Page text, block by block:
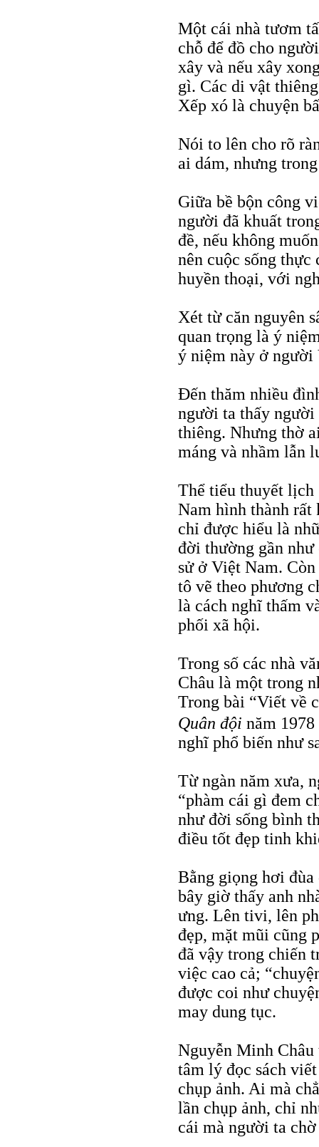
Một cái nhà tươm
chỗ để đồ cho
xây và nếu xây
gì. Các di vật
Xếp xó là chuyện
Nói to lên cho rõ
ai dám, nhưng
Giữa bề bộn công
người đã khuất
đề, nếu không
nên cuộc sống
huyền thoại, với
Xét từ căn nguyên
quan trọng là ý
ý niệm này ở
Đến thăm nhiều
người ta thấy người
thiêng. Nhưng thờ
máng và nhầm lẫn
Thể tiểu thuyết
Nam hình thành rất
chỉ được hiểu là
đời thường gần
sử ở Việt Nam.
tô vẽ theo phương
là cách nghĩ thấm
phối xã hội.
Trong số các nhà
Châu là một trong
Trong bài “Viết về
Quân đội năm 1978
nghĩ phổ biến như
Từ ngàn năm xưa,
“phàm cái gì đem
như đời sống bình
điều tốt đẹp tinh
Bằng giọng hơi
bây giờ thấy anh
ưng. Lên tivi, lên
đẹp, mặt mũi cũng
đã vậy trong chiến
việc cao cả;
được coi như
may dung tục.
Nguyễn Minh Châu
tâm lý đọc sách
chụp ảnh. Ai mà
lần chụp ảnh, chỉ
cái mà người ta